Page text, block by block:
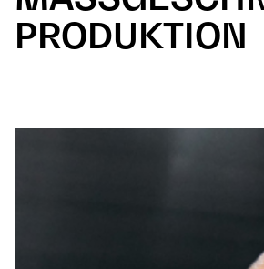
PRODUKTION